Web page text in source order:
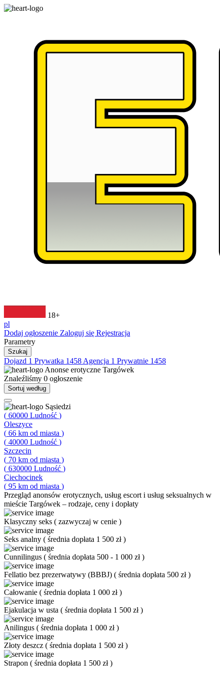
18+
pl
Dodaj ogłoszenie Zaloguj się Rejestracja
Parametry
Szukaj
Dojazd 1 Prywatka 1458 Agencja 1 Prywatnie 1458
Anonse erotyczne Targówek
Znaleźliśmy 0 ogłoszenie
Sortuj według
Sąsiedzi
( 60000 Ludność )
Oleszyce
( 66 km od miasta )
( 40000 Ludność )
Szczecin
( 70 km od miasta )
( 630000 Ludność )
Ciechocinek
( 95 km od miasta )
Przegląd anonsów erotycznych, usług escort i usług seksualnych w
mieście Targówek – rodzaje, ceny i dopłaty
Klasyczny seks ( zazwyczaj w cenie )
Seks analny ( średnia dopłata 1 500 zł)
Cunnilingus ( średnia dopłata 500 - 1 000 zł)
Fellatio bez prezerwatywy (BBBJ) ( średnia dopłata 500 zł)
Całowanie ( średnia dopłata 1 000 zł)
Ejakulacja w usta ( średnia dopłata 1 500 zł)
Anilingus ( średnia dopłata 1 000 zł)
Złoty deszcz ( średnia dopłata 1 500 zł)
Strapon ( średnia dopłata 1 500 zł)